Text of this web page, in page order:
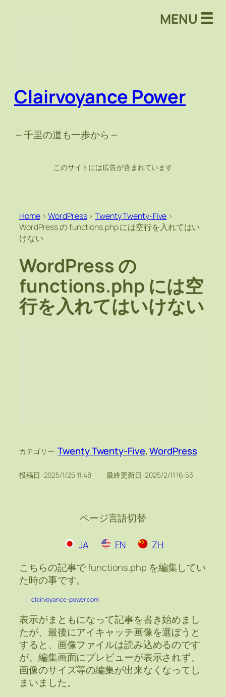
Clairvoyance Power
～千里の道も一歩から～
このサイトには広告が含まれています
Home>WordPress>Twenty Twenty-Five >
WordPress の functions.php には空行を入れてはい
けない
WordPress の
functions.php には空
行を入れてはいけない
カテゴリー :Twenty Twenty-Five, WordPress
投稿日 :2025/1/25 11:48 最終更新日 :2025/2/11 16:53
ページ言語切替
EN
JA
ZH
こちらの記事で functions.php を編集してい
た時の事です。
clairvoyance-power.com
表示がまともになって記事を書き始めまし
たが、最後にアイキャッチ画像を選ぼうと
すると、画像ファイルは読み込めるのです
が、編集画面にプレビューが表示されず、
画像のサイズ等の編集が出来なくなってし
まいました。
MENU